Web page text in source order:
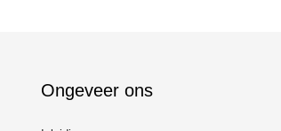
Ongeveer ons